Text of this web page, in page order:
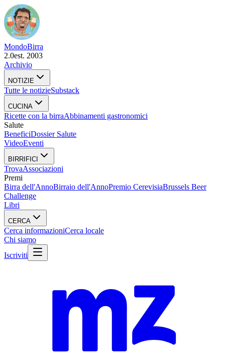
MondoBirra
2.0est. 2003
Archivio
NOTIZIE
Tutte le notizieSubstack
CUCINA
Ricette con la birraAbbinamenti gastronomici
Salute
BeneficiDossier Salute
VideoEventi
BIRRIFICI
TrovaAssociazioni
Premi
Birra dell'AnnoBirraio dell'AnnoPremio CerevisiaBrussels Beer
Challenge
Libri
CERCA
Cerca informazioniCerca locale
Chi siamo
Iscriviti